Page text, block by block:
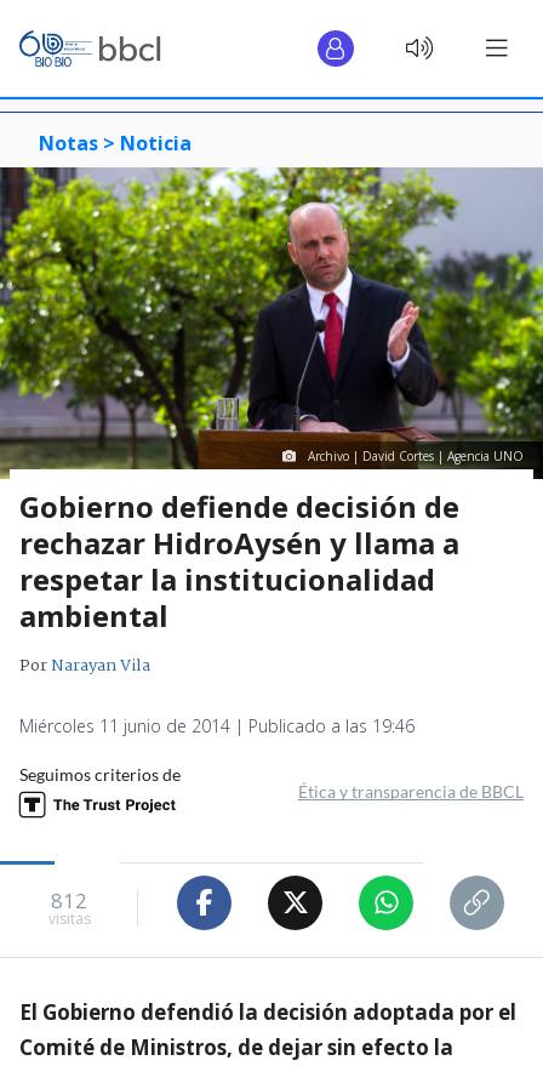
Notas > Noticia
Archivo | David Cortes | Agencia UNO
Gobierno defiende decisión de
rechazar HidroAysén y llama a
respetar la institucionalidad
ambiental
PorNarayan Vila
Miércoles 11 junio de 2014 | Publicado a las 19:46
Seguimos criterios de
Ética y transparencia de BBCL
812
visitas
El Gobierno defendió la decisión adoptada por el
Comité de Ministros, de dejar sin efecto la